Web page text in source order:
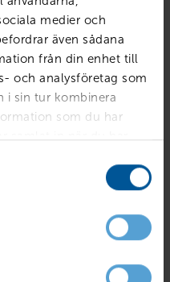
medier och
även sådana
från din enhet till
och analysföretag som
i sin tur kombinera
som du har
samlat in när du har